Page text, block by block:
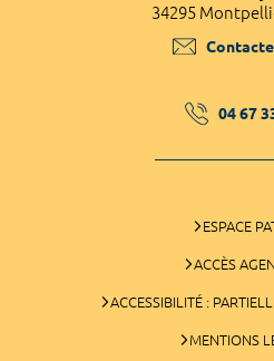
34295
04 67
ESPACE
ACCÈS
ACCESSIBILITÉ :
MENTIONS